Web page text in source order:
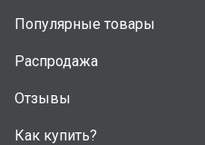
Популярные товары
Распродажа
Отзывы
Как купить?